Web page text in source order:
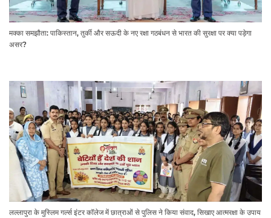
मक्का समझौता: पाकिस्तान, तुर्की और सऊदी के नए रक्षा गठबंधन से भारत की सुरक्षा पर क्या पड़ेगा
असर?
लल्लापुरा के मुस्लिम गर्ल्स इंटर कॉलेज में छात्राओं से पुलिस ने किया संवाद, सिखाए आत्मरक्षा के उपाय